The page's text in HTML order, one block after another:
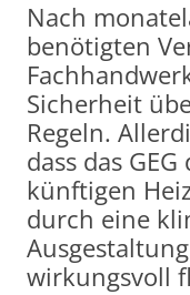
Nach
benötigten
Sicherheit
Regeln.
dass das
künftigen
durch eine
wirkungsvoll